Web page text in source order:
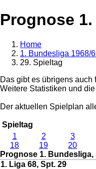
Prognose
Home
1. Bundesliga 1968/
29. Spieltag
Das gibt es übrigens auch
Weitere Statistiken und
Der aktuellen Spielplan
Spieltag
1
2 3
18
19 20
Prognose 1. Bundesliga,
1. Liga 68, Spt. 29